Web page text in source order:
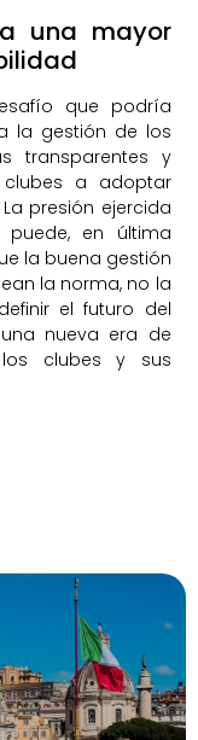
una mayor
que podría
la gestión de los
transparentes y
a adoptar
presión ejercida
en última
la buena gestión
la norma, no la
el futuro del
nueva era de
clubes y sus